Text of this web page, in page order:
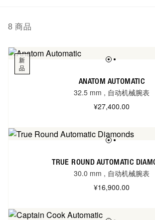
8 商品
新
品
ANATOM AUTOMATIC
32.5 mm , 自动机械腕表
¥27,400.00
TRUE ROUND AUTOMATIC
30.0 mm , 自动机械腕表
¥16,900.00